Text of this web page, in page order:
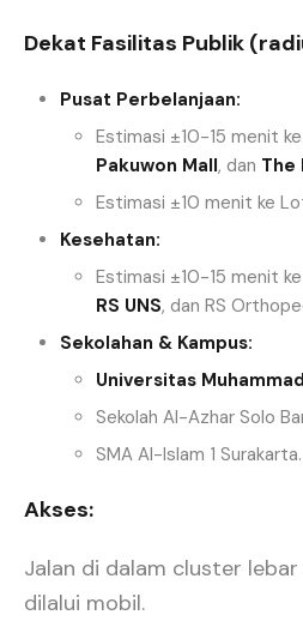
Dekat Fasilitas Publik
Pusat Perbelanjaan:
Estimasi ±10-15 menit ke
Pakuwon Mall, dan The
Estimasi ±10 menit ke
Kesehatan:
Estimasi ±10-15 menit ke
RS UNS, dan RS
Sekolahan & Kampus:
Universitas
Sekolah Al-Azhar Solo
SMA Al-Islam 1 Surakarta.
Akses:
Jalan di dalam cluster
dilalui mobil.